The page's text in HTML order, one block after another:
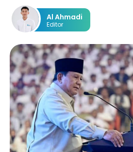
Al Ahmadi
Editor